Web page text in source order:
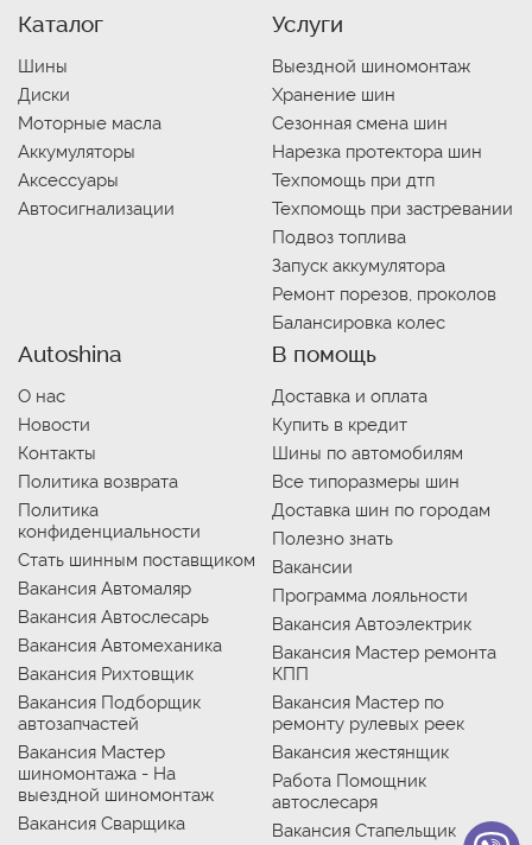
Каталог
Шины
Диски
Моторные масла
Аккумуляторы
Аксессуары
Автосигнализации
Услуги
Выездной шиномонтаж
Хранение шин
Сезонная смена шин
Нарезка протектора шин
Техпомощь при дтп
Техпомощь при застревании
Подвоз топлива
Запуск аккумулятора
Ремонт порезов, проколов
Балансировка колес
Autoshina
О нас
Новости
Контакты
Политика возврата
Политика
конфиденциальности
Стать шинным поставщиком
Вакансия Автомаляр
Вакансия Автослесарь
Вакансия Автомеханика
Вакансия Рихтовщик
Вакансия Подборщик
автозапчастей
Вакансия Мастер
шиномонтажа - На
выездной шиномонтаж
Вакансия Сварщика
В помощь
Доставка и оплата
Купить в кредит
Шины по автомобилям
Все типоразмеры шин
Доставка шин по городам
Полезно знать
Вакансии
Программа лояльности
Вакансия Автоэлектрик
Вакансия Мастер ремонта
КПП
Вакансия Мастер по
ремонту рулевых реек
Вакансия жестянщик
Работа Помощник
автослесаря
Вакансия Стапельщик